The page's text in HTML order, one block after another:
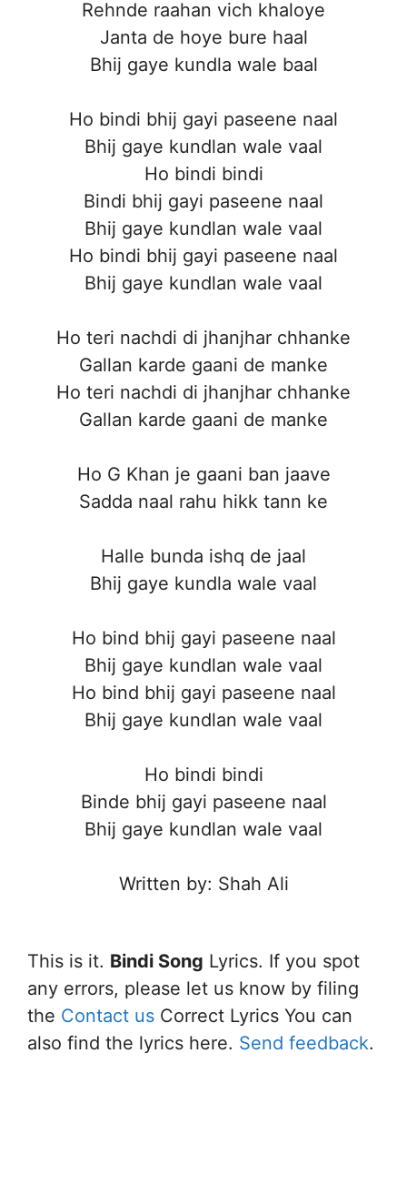
Rehnde raahan vich khaloye
Janta de hoye bure haal
Bhij gaye kundla wale baal
Ho bindi bhij gayi paseene naal
Bhij gaye kundlan wale vaal
Ho bindi bindi
Bindi bhij gayi paseene naal
Bhij gaye kundlan wale vaal
Ho bindi bhij gayi paseene naal
Bhij gaye kundlan wale vaal
Ho teri nachdi di jhanjhar chhanke
Gallan karde gaani de manke
Ho teri nachdi di jhanjhar chhanke
Gallan karde gaani de manke
Ho G Khan je gaani ban jaave
Sadda naal rahu hikk tann ke
Halle bunda ishq de jaal
Bhij gaye kundla wale vaal
Ho bind bhij gayi paseene naal
Bhij gaye kundlan wale vaal
Ho bind bhij gayi paseene naal
Bhij gaye kundlan wale vaal
Ho bindi bindi
Binde bhij gayi paseene naal
Bhij gaye kundlan wale vaal
Written by: Shah Ali
This is it. Bindi Song Lyrics. If you spot
any errors, please let us know by filing
the Contact us Correct Lyrics You can
also find the lyrics here. Send feedback.